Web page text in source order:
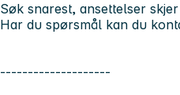
Søk snarest, ansettelser
Har du spørsmål kan du
--------------------